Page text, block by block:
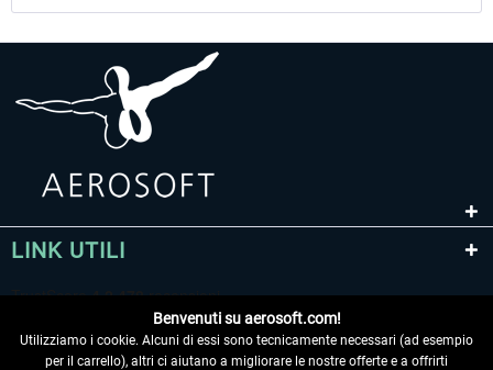
LINK UTILI
Benvenuti su aerosoft.com!
Utilizziamo i cookie. Alcuni di essi sono tecnicamente necessari (ad esempio
per il carrello), altri ci aiutano a migliorare le nostre offerte e a offrirti